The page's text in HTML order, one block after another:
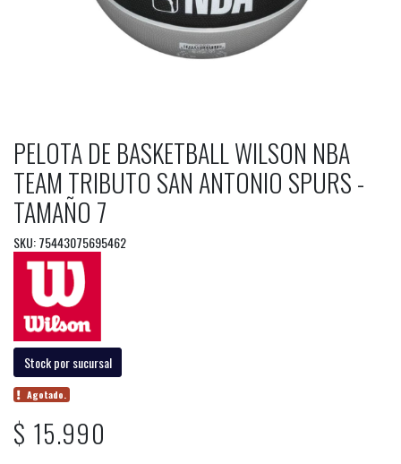
PELOTA DE BASKETBALL WILSON NBA
TEAM TRIBUTO SAN ANTONIO SPURS -
TAMAÑO 7
SKU: 75443075695462
Stock por sucursal
Agotado.
$ 15.990